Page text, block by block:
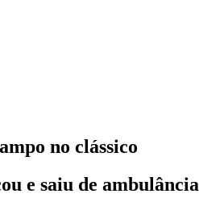
no clássico
e saiu de ambulância